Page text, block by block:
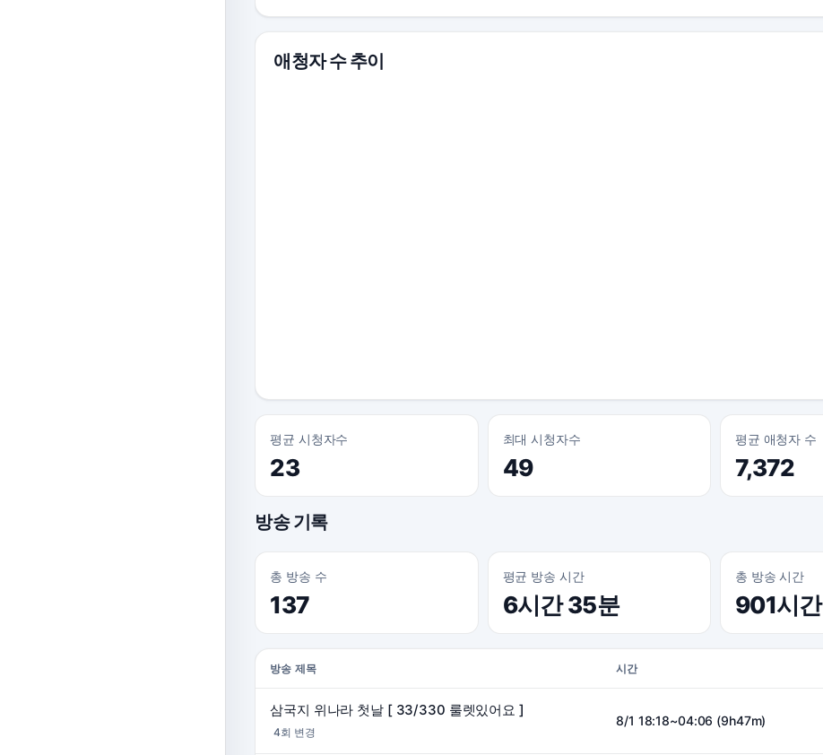
애청자 수 추이
평균 시청자수
23
최대 시청자수
49
평균 애청자 수
7,372
방송 기록
총 방송 수
137
평균 방송 시간
6시간 35분
총 방송 시간
901시간
방송 제목 시간
삼국지 위나라 첫날 [ 33/330 룰렛있어요 ]
4회 변경
8/1 18:18~04:06 (9h47m)